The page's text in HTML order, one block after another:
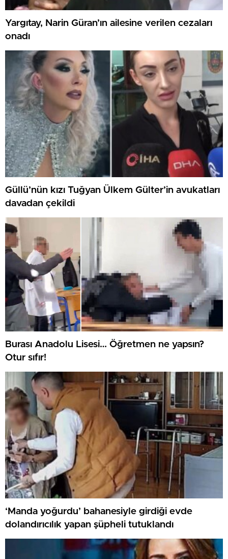
Yargıtay, Narin Güran’ın ailesine verilen cezaları
onadı
Güllü’nün kızı Tuğyan Ülkem Gülter’in avukatları
davadan çekildi
Burası Anadolu Lisesi… Öğretmen ne yapsın?
Otur sıfır!
‘Manda yoğurdu’ bahanesiyle girdiği evde
dolandırıcılık yapan şüpheli tutuklandı